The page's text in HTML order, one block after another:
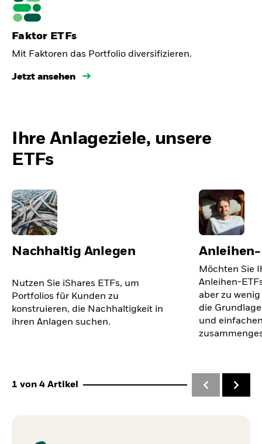
Faktor ETFs
Mit Faktoren das Portfolio diversifizieren.
Jetzt ansehen
Ihre Anlageziele, unsere
ETFs
Nachhaltig Anlegen
Nutzen Sie iShares ETFs, um
Portfolios für Kunden zu
konstruieren, die Nachhaltigkeit in
ihren Anlagen suchen.
Anleihen-
Möchten Sie
Anleihen-
aber zu
die
und
1 von 4 Artikel